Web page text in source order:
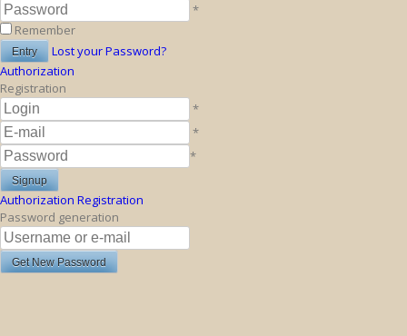
*
Remember
Lost your Password?
Authorization
Registration
*
*
*
Authorization Registration
Password generation